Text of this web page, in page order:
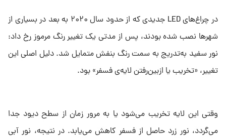
در چراغ‌های LED جدیدی که از حدود سال ۲۰۲۰ به بعد در بسیاری از
شهرها نصب شده بودند، پس از مدتی یک تغییر رنگ مرموز رخ داد:
نور سفید به‌تدریج به سمت رنگ بنفش متمایل شد. دلیل اصلی این
تغییر، «تخریب یا ازبین‌رفتن لایه‌ی فسفر» بود.
وقتی این لایه تخریب می‌شود یا به مرور زمان از سطح دیود جدا
می‌گردد، نور زرد حاصل از فسفر کاهش می‌یابد. در نتیجه، نور آبی